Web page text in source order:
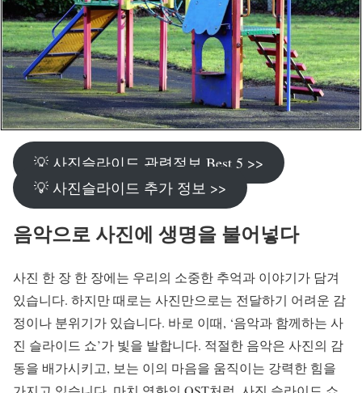
💡 사진슬라이드 관련정보 Best 5 >>
💡 사진슬라이드 추가 정보 >>
음악으로 사진에 생명을 불어넣다
사진 한 장 한 장에는 우리의 소중한 추억과 이야기가 담겨
있습니다. 하지만 때로는 사진만으로는 전달하기 어려운 감
정이나 분위기가 있습니다. 바로 이때, ‘음악과 함께하는 사
진 슬라이드 쇼’가 빛을 발합니다. 적절한 음악은 사진의 감
동을 배가시키고, 보는 이의 마음을 움직이는 강력한 힘을